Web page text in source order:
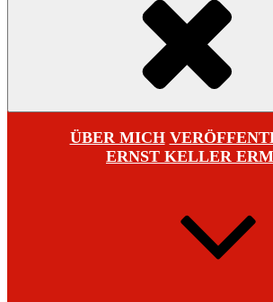
ÜBER MICH
ERNST KELLER